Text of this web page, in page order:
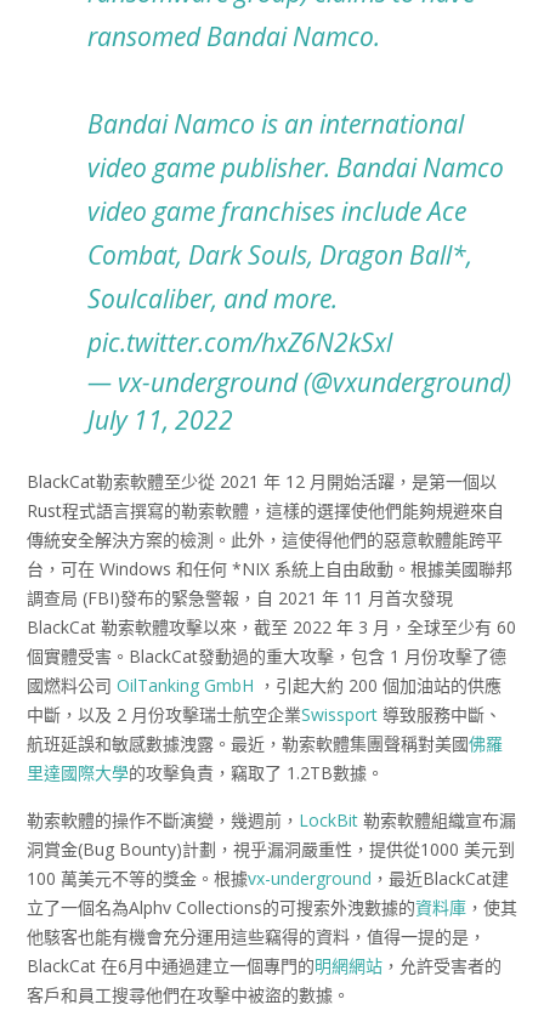
ransomed Bandai Namco.
Bandai Namco is an international
video game publisher. Bandai Namco
video game franchises include Ace
Combat, Dark Souls, Dragon Ball*,
Soulcaliber, and more.
pic.twitter.com/hxZ6N2kSxl
— vx-underground (@vxunderground)
July 11, 2022
BlackCat勒索軟體至少從 2021 年 12 月開始活躍，是第一個以
Rust程式語言撰寫的勒索軟體，這樣的選擇使他們能夠規避來自
傳統安全解決方案的檢測。此外，這使得他們的惡意軟體能跨平
台，可在 Windows 和任何 *NIX 系統上自由啟動。根據美國聯邦
調查局 (FBI)發布的緊急警報，自 2021 年 11 月首次發現
BlackCat 勒索軟體攻擊以來，截至 2022 年 3 月，全球至少有 60
個實體受害。BlackCat發動過的重大攻擊，包含 1 月份攻擊了德
國燃料公司 OilTanking GmbH ，引起大約 200 個加油站的供應
中斷，以及 2 月份攻擊瑞士航空企業Swissport 導致服務中斷、
航班延誤和敏感數據洩露。最近，勒索軟體集團聲稱對美國佛羅
里達國際大學的攻擊負責，竊取了 1.2TB數據。
勒索軟體的操作不斷演變，幾週前， LockBit 勒索軟體組織宣布漏
洞賞金(Bug Bounty)計劃，視乎漏洞嚴重性，提供從1000 美元到
100 萬美元不等的獎金。根據vx-underground ，最近BlackCat建
立了一個名為Alphv Collections的可搜索外洩數據的資料庫 ，使其
他駭客也能有機會充分運用這些竊得的資料，值得一提的是，
BlackCat 在6月中通過建立一個專門的明網網站 ，允許受害者的
客戶和員工搜尋他們在攻擊中被盜的數據。